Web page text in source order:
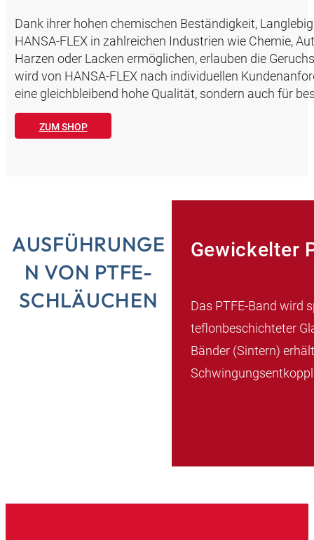
Dank ihrer hohen chemischen Beständigkeit,
HANSA‑FLEX in zahlreichen Industrien wie Chemie,
Harzen oder Lacken ermöglichen, erlauben die
wird von HANSA‑FLEX nach individuellen
eine gleichbleibend hohe Qualität, sondern auch für
ZUM SHOP
AUSFÜHRUNGE
N VON PTFE-
SCHLÄUCHEN
Gewickelter
Das PTFE-Band wird
teflonbeschichteter
Bänder (Sintern)